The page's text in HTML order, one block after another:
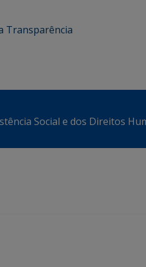
Transparência
Social e dos Direitos